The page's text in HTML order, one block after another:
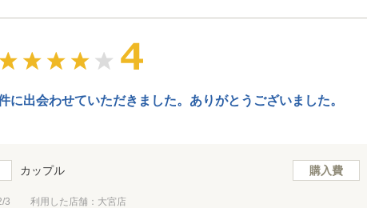
に出会わせていただきました。ありがとうございました。
カップル 購入費
3 利用した店舗：大宮店